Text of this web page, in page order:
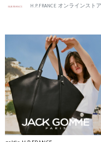
H.P.FRANCE オンラインストア